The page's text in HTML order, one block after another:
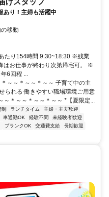
あり！主婦も活躍中
移動
たり154時間 9:30~18:30 ※残業
はお仕事が終わり次第帰宅可。 ※
6回程 ...
～～＊～～＊～～ 子育て中の主
られる 働きやすい職場環境ご用意
＊～～＊～～＊～～ *【夏限定...
ランチタイム
主婦・主夫歓迎
車通勤OK 経験不問
未経験者歓迎
ブランクOK 交通費支給
長期歓迎